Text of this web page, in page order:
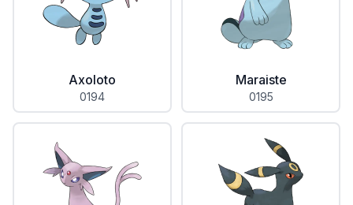
Axoloto
0194
Maraiste
0195